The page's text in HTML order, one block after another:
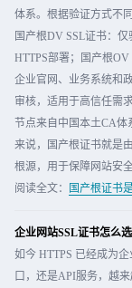
体系。根据验证方式不
国产根DV SSL证书：
HTTPS部署；国产根
企业官网、业务系统和
审核，适用于高信任需
节点来自中国本土CA
来说，国产根证书就是
根源，用于保障网站安
阅读全文：
国产根证书
企业网站SSL证书怎么选
如今 HTTPS 已经成为
口，还是API服务，越